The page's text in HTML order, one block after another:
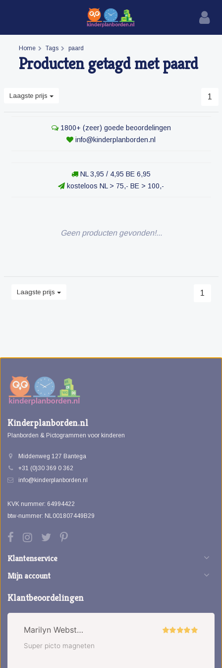
Home Tags paard
Producten getagd met paard
Laagste prijs 1
1800+ (zeer) goede beoordelingen
info@kinderplanborden.nl
NL 3,95 / 4,95 BE 6,95
kosteloos NL > 75,- BE > 100,-
Geen producten gevonden!...
Laagste prijs 1
Kinderplanborden.nl
Planborden & Pictogrammen voor kinderen
Middenweg 127 Bantega
+31 (0)30 369 0 362
info@kinderplanborden.nl
KVK nummer: 64994422
btw-nummer: NL001807449B29
Klantenservice
Mijn account
Klantbeoordelingen